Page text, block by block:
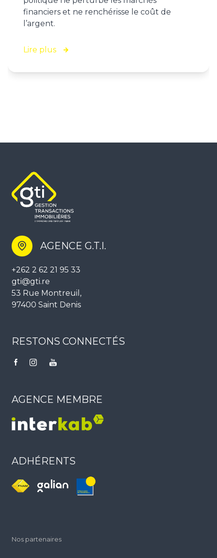
financiers et ne renchérisse le coût de
l’argent.
Lire plus
AGENCE G.T.I.
+262 2 62 21 95 33
gti@gti.re
53 Rue Montreuil,
97400 Saint Denis
RESTONS CONNECTÉS
AGENCE MEMBRE
ADHÉRENTS
Nos partenaires